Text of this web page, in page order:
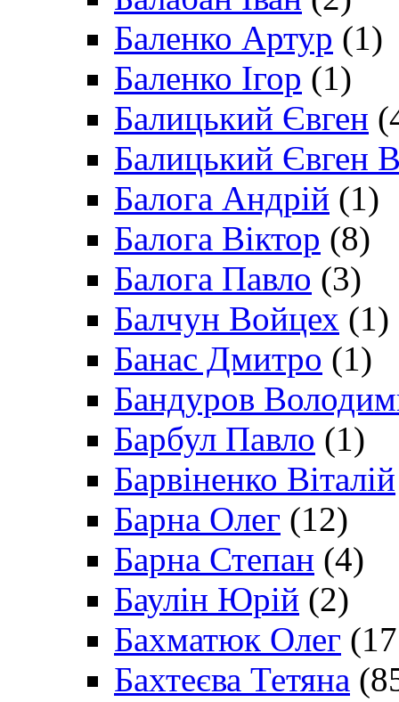
Баленко Артур (1)
Баленко Ігор (1)
Балицький Євген
Балицький Євген
Балога Андрій (1)
Балога Віктор (8)
Балога Павло (3)
Балчун Войцех (1)
Банас Дмитро (1)
Бандуров
Барбул Павло (1)
Барвіненко Віталій
Барна Олег (12)
Барна Степан (4)
Баулін Юрій (2)
Бахматюк Олег
Бахтеєва Тетяна